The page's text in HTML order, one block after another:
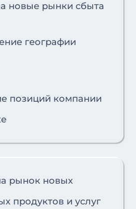
новые рынки сбыта
географии
позиций компании
рынок новых
продуктов и услуг